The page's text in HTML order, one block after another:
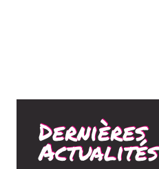
Dernières
Actualités